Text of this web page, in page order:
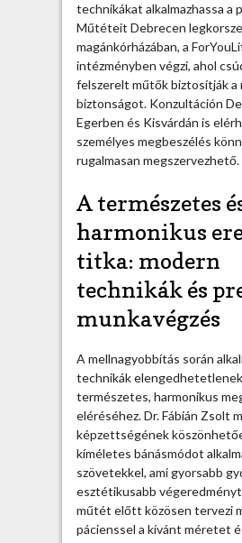
technikákat alkalmazhassa a
Műtéteit Debrecen
magánkórházában, a
intézményben végzi, ahol
felszerelt műtők biztosítják a
biztonságot. Konzultáción
Egerben és Kisvárdán is
személyes megbeszélés
rugalmasan megszervezhető.
A természetes
harmonikus
titka: modern
technikák és
munkavégzés
A mellnagyobbítás során
technikák
természetes, harmonikus
eléréséhez. Dr. Fábián Zsolt
képzettségének
kíméletes bánásmódot
szövetekkel, ami gyorsabb
esztétikusabb
műtét előtt közösen tervezi
pácienssel a kívánt méretet